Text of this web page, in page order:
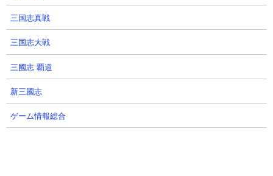
●プレミアムケリ姫号CCの解説動画や活用シーン
三国志真戦
三国志大戦
三國志 覇道
新三國志
ゲーム情報総合